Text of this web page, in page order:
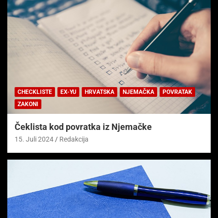
CHECKLISTE EX-YU HRVATSKA NJEMAČKA
POVRATAK
ZAKONI
Čeklista kod povratka iz Njemačke
15. Juli 2024 Redakcija